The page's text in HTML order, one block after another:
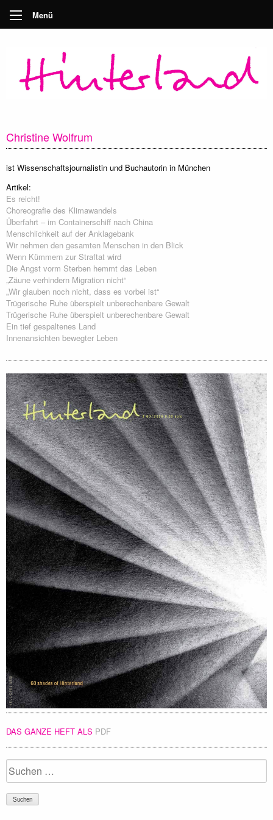
Menü
Christine Wolfrum
ist Wissenschaftsjournalistin und Buchautorin in München
Artikel:
Es reicht!
Choreografie des Klimawandels
Überfahrt – im Containerschiff nach China
Menschlichkeit auf der Anklagebank
Wir nehmen den gesamten Menschen in den Blick
Wenn Kümmern zur Straftat wird
Die Angst vorm Sterben hemmt das Leben
„Zäune verhindern Migration nicht“
„Wir glauben noch nicht, dass es vorbei ist“
Trügerische Ruhe überspielt unberechenbare Gewalt
Trügerische Ruhe überspielt unberechenbare Gewalt
Ein tief gespaltenes Land
Innenansichten bewegter Leben
DAS GANZE HEFT ALS PDF
Suchen
nach: